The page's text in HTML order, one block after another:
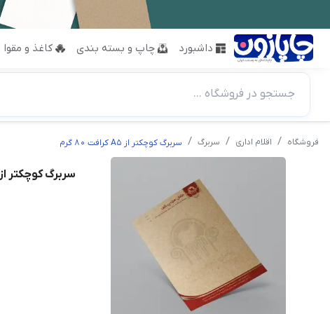
داشبورد چاپ و بسته بندی کاغذ و مقوا
جستجو در فروشگاه ...
فروشگاه اقلام اداری سربرگ سربرگ کوچکتر از A5 کرافت 80 گرم
سربرگ کوچکتر از A5 کرافت 80 گرم